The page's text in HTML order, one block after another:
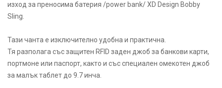
изход за преносима батерия /power bank/ XD Design Bobby
Sling.
Тази чанта е изключително удобна и практична.
Тя разполага със защитен RFID заден джоб за банкови карти,
портмоне или паспорт, както и със специален омекотен джоб
за малък таблет до 9.7 инча.